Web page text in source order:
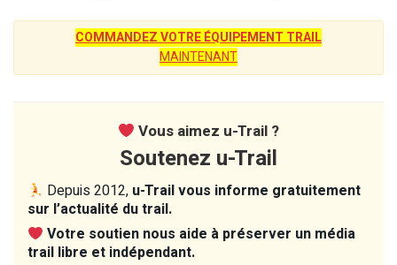
COMMANDEZ VOTRE ÉQUIPEMENT TRAIL
MAINTENANT
Vous aimez u-Trail ?
Soutenez u-Trail
Depuis 2012, u-Trail vous informe gratuitement
sur l’actualité du trail.
Votre soutien nous aide à préserver un média
trail libre et indépendant.